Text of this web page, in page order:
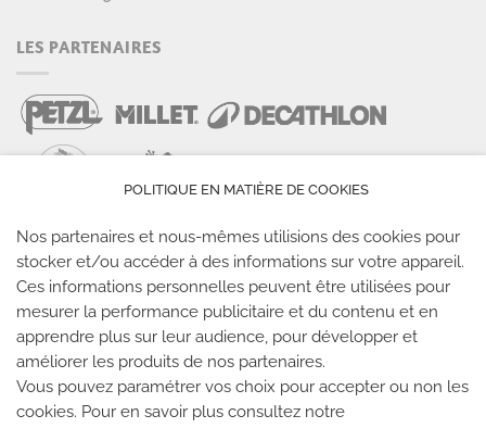
LES PARTENAIRES
LES SALLES CLIMB UP
Climb Up vous accueille dans ses salles, partout en
France
TROUVE TA SALLE
POLITIQUE EN MATIÈRE DE COOKIES
Nos partenaires et nous-mêmes utilisions des cookies pour
stocker et/ou accéder à des informations sur votre appareil.
Ces informations personnelles peuvent être utilisées pour
mesurer la performance publicitaire et du contenu et en
apprendre plus sur leur audience, pour développer et
améliorer les produits de nos partenaires.
Vous pouvez paramétrer vos choix pour accepter ou non les
cookies. Pour en savoir plus consultez notre